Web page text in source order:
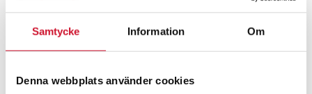
Samtycke Information Om
Denna webbplats använder cookies
149.00kr
ArtikelNr:9458-170-MUSIK